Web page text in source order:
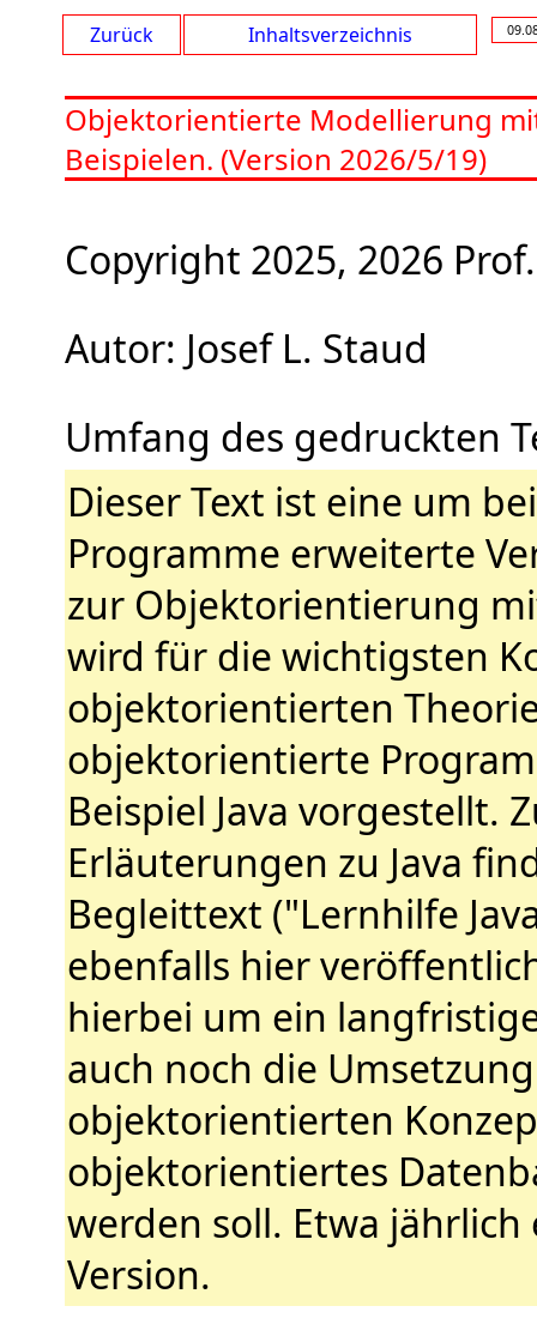
Zurück Inhaltsverzeichnis
Objektorientierte Modellierung
Beispielen. (Version 2026/5/19)
Copyright 2025, 2026
Autor: Josef L. Staud
Umfang des gedruckten
Dieser Text ist eine um
Programme erweiterte
zur Objektorientierung
wird für die wichtigsten
objektorientierten
objektorientierte
Beispiel Java vorgestellt.
Erläuterungen zu Java
Begleittext ("Lernhilfe
ebenfalls hier
hierbei um ein
auch noch die
objektorientierten
objektorientiertes
werden soll. Etwa
Version.